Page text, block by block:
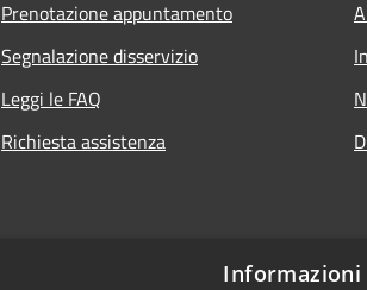
Prenotazione appuntamento
Segnalazione disservizio
Leggi le FAQ
Richiesta assistenza
Informazioni